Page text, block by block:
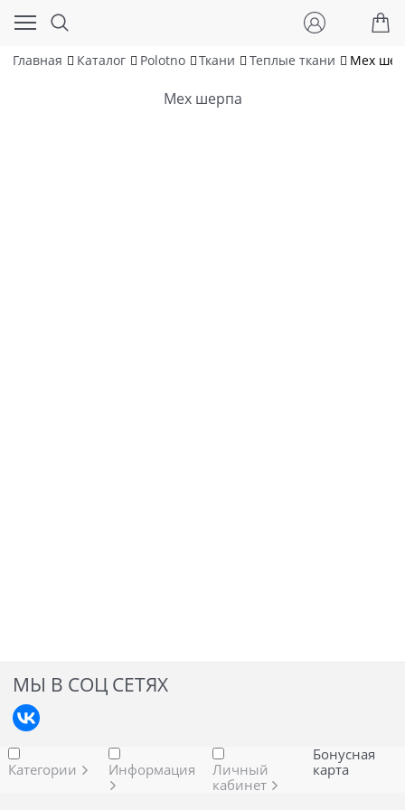
Главная Каталог Polotno Ткани Теплые ткани Мех
Мех шерпа
МЫ В СОЦ СЕТЯХ
Категории Информация
Личный
кабинет
Бонусная
карта